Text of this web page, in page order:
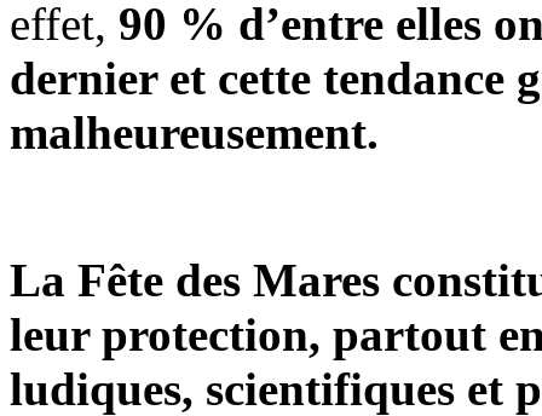
effet, 90 % d’entre elles
dernier et cette tendance
malheureusement.
La Fête des Mares
leur protection, partout
ludiques, scientifiques et